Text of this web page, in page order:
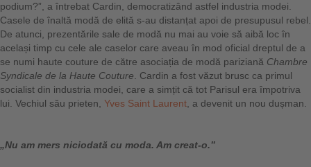
podium?”, a întrebat Cardin, democratizând astfel industria modei.
Casele de înaltă modă de elită s-au distanțat apoi de presupusul rebel.
De atunci, prezentările sale de modă nu mai au voie să aibă loc în
același timp cu cele ale caselor care aveau în mod oficial dreptul de a
se numi haute couture de către asociația de modă pariziană Chambre
Syndicale de la Haute Couture. Cardin a fost văzut brusc ca primul
socialist din industria modei, care a simțit că tot Parisul era împotriva
lui. Vechiul său prieten, Yves Saint Laurent, a devenit un nou dușman.
„Nu am mers niciodată cu moda. Am creat-o.”